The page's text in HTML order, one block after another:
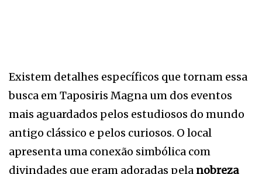
Existem detalhes específicos que tornam essa
busca em Taposiris Magna um dos eventos
mais aguardados pelos estudiosos do mundo
antigo clássico e pelos curiosos. O local
apresenta uma conexão simbólica com
divindades que eram adoradas pela nobreza